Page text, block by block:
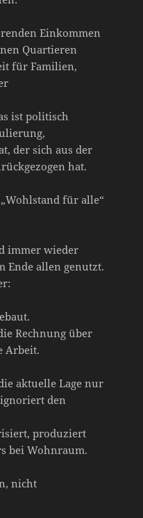
Einkommen
Quartieren
für Familien,
ist politisch
der sich aus der
hat.
für alle“
immer wieder
Ende allen genutzt.
Rechnung über
Arbeit.
aktuelle Lage nur
den
produziert
bei Wohnraum.
nicht